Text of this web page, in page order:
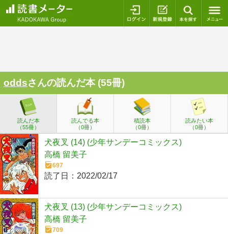
ログイン 新規登録
oddsさんの読んだ本 (55冊)
読んだ本
（55冊）
読んでる本
（0冊）
積読本
（0冊）
読みたい本
（0冊）
犬夜叉 (14) (少年サンデーコミックス)
高橋 留美子
697
読了日： 2022/02/17
犬夜叉 (13) (少年サンデーコミックス)
高橋 留美子
709